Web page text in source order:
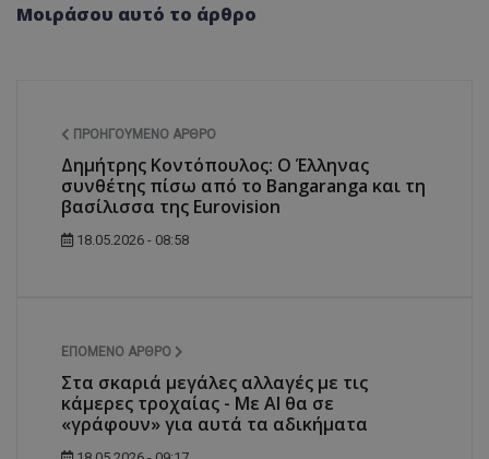
Μοιράσου αυτό το άρθρο
ΠΡΟΗΓΟΎΜΕΝΟ ΆΡΘΡΟ
Δημήτρης Κοντόπουλος: Ο Έλληνας
συνθέτης πίσω από το Bangaranga και τη
βασίλισσα της Eurovision
18.05.2026 - 08:58
ΕΠΌΜΕΝΟ ΆΡΘΡΟ
Στα σκαριά μεγάλες αλλαγές με τις
κάμερες τροχαίας - Με ΑΙ θα σε
«γράφουν» για αυτά τα αδικήματα